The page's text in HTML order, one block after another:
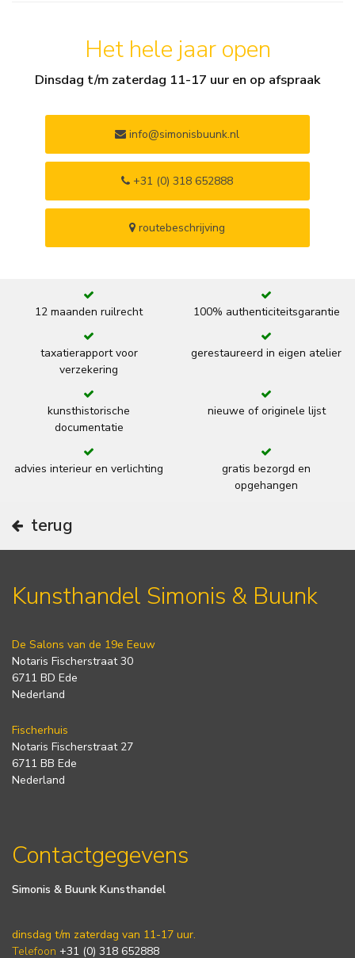
Het hele jaar open
Dinsdag t/m zaterdag 11-17 uur en op afspraak
info@simonisbuunk.nl
+31 (0) 318 652888
routebeschrijving
12 maanden ruilrecht 100% authenticiteitsgarantie
taxatierapport voor
verzekering
gerestaureerd in eigen atelier
kunsthistorische
documentatie
nieuwe of originele lijst
advies interieur en verlichting
gratis bezorgd en
opgehangen
terug
Kunsthandel Simonis & Buunk
De Salons van de 19e Eeuw
Notaris Fischerstraat 30
6711 BD Ede
Nederland
Fischerhuis
Notaris Fischerstraat 27
6711 BB Ede
Nederland
Contactgegevens
Simonis & Buunk Kunsthandel
dinsdag t/m zaterdag van 11-17 uur.
Telefoon +31 (0) 318 652888